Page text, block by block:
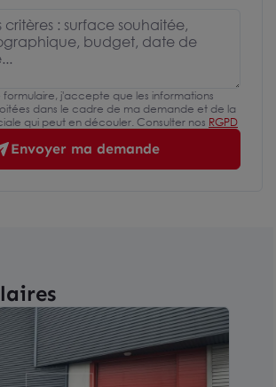
formulaire, j'accepte que les informations
dans le cadre de ma demande et de la
qui peut en découler. Consulter nos RGPD
Envoyer ma demande